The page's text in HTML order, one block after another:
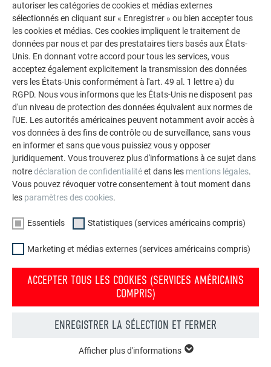
Dimensions en mm
RETOUR SUIVANT
autoriser les catégories de cookies et médias externes
sélectionnés en cliquant sur « Enregistrer » ou bien accepter tous
les cookies et médias. Ces cookies impliquent le traitement de
données par nous et par des prestataires tiers basés aux États-
Unis. En donnant votre accord pour tous les services, vous
acceptez également explicitement la transmission des données
vers les États-Unis conformément à l'art. 49 al. 1 lettre a) du
RGPD. Nous vous informons que les États-Unis ne disposent pas
d'un niveau de protection des données équivalent aux normes de
l'UE. Les autorités américaines peuvent notamment avoir accès à
vos données à des fins de contrôle ou de surveillance, sans vous
en informer et sans que vous puissiez vous y opposer
juridiquement. Vous trouverez plus d'informations à ce sujet dans
notredéclaration de confidentialitéet dans les mentions légales.
Vous pouvez révoquer votre consentement à tout moment dans
les paramètres des cookies.
Essentiels Statistiques (services américains compris)
Marketing et médias externes (services américains compris)
ACCEPTER TOUS LES COOKIES (SERVICES AMÉRICAINS
COMPRIS)
ENREGISTRER LA SÉLECTION ET FERMER
Afficher plus d'informations